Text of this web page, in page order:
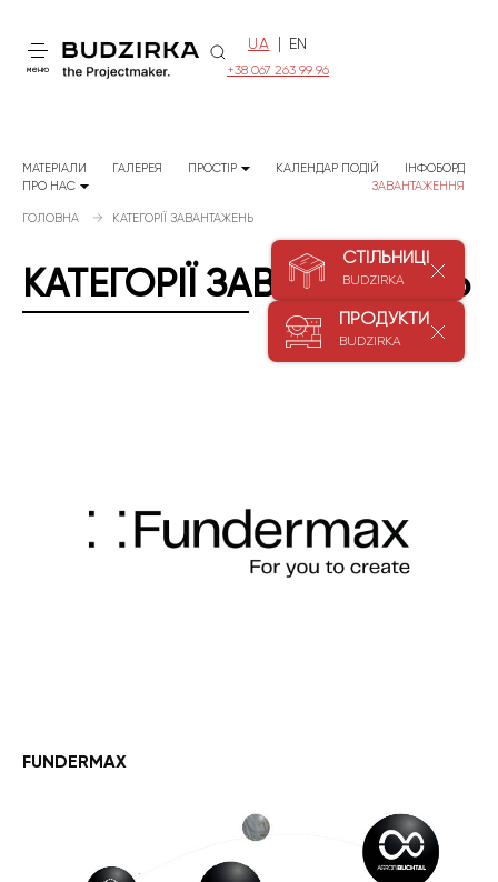
меню
UA EN
+38 067 263 99 96
МАТЕРІАЛИ ГАЛЕРЕЯ ПРОСТІР КАЛЕНДАР ПОДІЙ
ІНФОБОРД
ПРО НАС
ЗАВАНТАЖЕННЯ
ГОЛОВНА КАТЕГОРІЇ ЗАВАНТАЖЕНЬ
КАТЕГОРІЇ ЗАВАНТАЖЕНЬ
FUNDERMAX
СТІЛЬНИЦІ
BUDZIRKA
ПРОДУКТИ
BUDZIRKA